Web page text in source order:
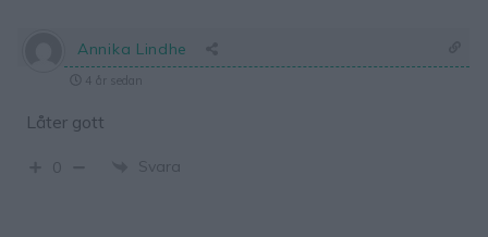
Annika Lindhe
4 år sedan
Låter gott
0 Svara